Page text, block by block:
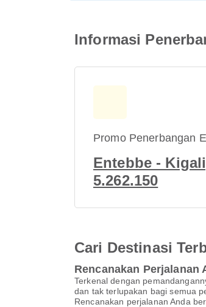
Informasi
Promo Penerbangan
Entebbe -
5.262.150
Cari Destinasi
Rencanakan Perjalanan
Terkenal dengan
dan tak terlupakan bagi semua
Rencanakan perjalanan Anda